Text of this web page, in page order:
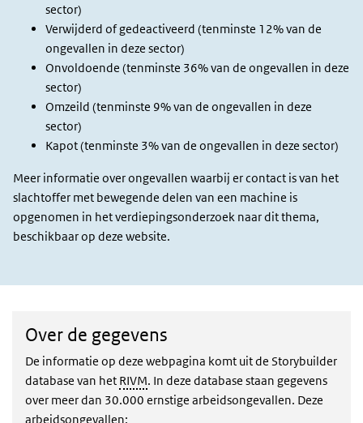
sector)
Verwijderd of gedeactiveerd (tenminste 12% van de
ongevallen in deze sector)
Onvoldoende (tenminste 36% van de ongevallen in deze
sector)
Omzeild (tenminste 9% van de ongevallen in deze
sector)
Kapot (tenminste 3% van de ongevallen in deze sector)
Meer informatie over ongevallen waarbij er contact is van het
slachtoffer met bewegende delen van een machine is
opgenomen in het verdiepingsonderzoek naar dit thema,
beschikbaar op deze website.
Over de gegevens
De informatie op deze webpagina komt uit de Storybuilder
database van het RIVM. In deze database staan gegevens
over meer dan 30.000 ernstige arbeidsongevallen. Deze
arbeidsongevallen: